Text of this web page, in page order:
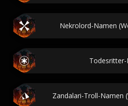
Nekrolord-Namen
Zandalari-Troll-Namen